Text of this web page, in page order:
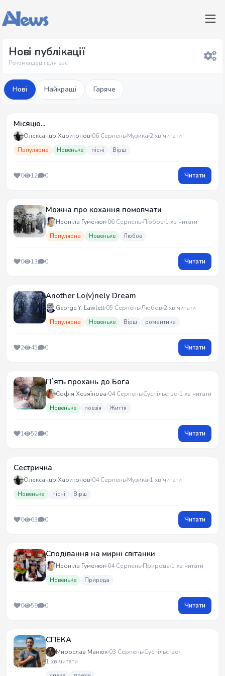
Нові публікації
Рекомендації для вас
Нові Найкращі Гаряче
Місяцю...
Олександр Харитонов 06 Серпень Музика 2 хв читати
Популярна Новеньке пісні Вірш
0 12 0 Читати
Можна про кохання помовчати
Неоніла Гуменюк 06 СерпеньЛюбов 1 хв читати
Популярна Новеньке Любов
0 13 0 Читати
Another Lo(v)nely Dream
George Y. Lawlett 05 СерпеньЛюбов 2 хв читати
Популярна Новеньке Вірш романтика
2 45 0 Читати
П`ять прохань до Бога
Софія Хозяїнова 04 Серпень Суспільство 1 хв читати
Новеньке поезія Життя
1 52 0 Читати
Сестричка
Олександр Харитонов 04 Серпень Музика 1 хв читати
Новеньке пісні Вірш
0 63 0 Читати
Сподівання на мирні світанки
Неоніла Гуменюк 04 Серпень Природа 1 хв читати
Новеньке Природа
0 59 0 Читати
СПЕКА
Мирослав Манюк 03 Серпень Суспільство
1 хв читати